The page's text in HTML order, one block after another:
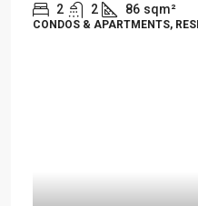
2 2 86 sqm²
CONDOS & APARTMENTS,